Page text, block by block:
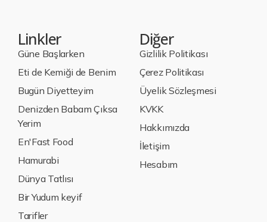
Linkler
Güne Başlarken
Eti de Kemiği de Benim
Bugün Diyetteyim
Denizden Babam Çıksa
Yerim
En'Fast Food
Hamurabi
Dünya Tatlısı
Bir Yudum keyif
Tarifler
Diğer
Gizlilik Politikası
Çerez Politikası
Üyelik Sözleşmesi
KVKK
Hakkımızda
İletişim
Hesabım